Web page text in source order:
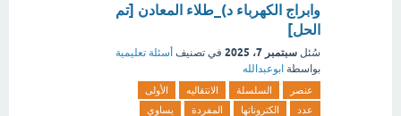
وابراج الكهرباء د)_طلاء المعادن [تم
الحل]
سُئل سبتمبر 7، 2025 في تصنيف أسئلة تعليمية
بواسطة ابوعبدالله
عنصر السلسلة الانتقاليه
الأولى
عدد
الكتروناتها المفردة
يساوي